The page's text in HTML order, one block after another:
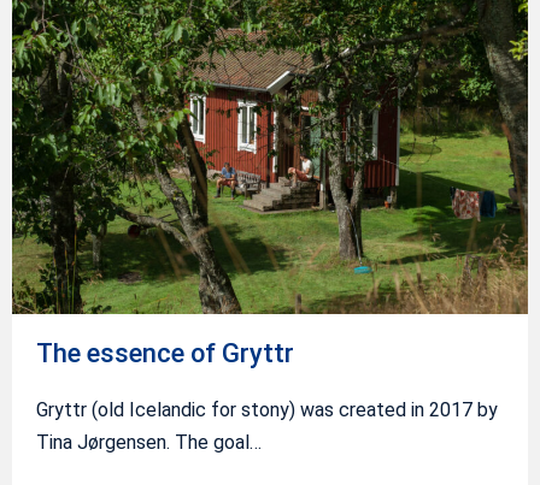
essence
of
Gryttr
The essence of Gryttr
Gryttr (old Icelandic for stony) was created in 2017 by
Tina Jørgensen. The goal…